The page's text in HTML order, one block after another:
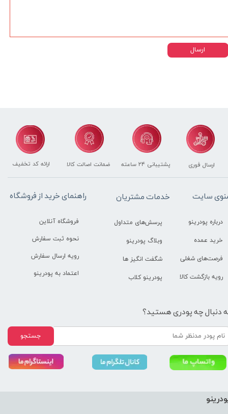
ارسال
پشتیبانی ۲۴ ساعته ارائه کد تخفیف ارسال فوری ضمانت اصالت کالا
راهنمای خرید از فروشگاه
فروشگاه آنلاین
نحوه ثبت سفارش
رویه ارسال سفارش
اعتماد به پودرینو
خدمات مشتریان
پرسش‌های متداول
وبلاگ پودرینو
شگفت انگیز ها
پودرینو کلاب
سایت
درباره پودرینو
خرید عمده
فرصت‌های شغلی
رویه بازگشت کالا
دنبال چه پودری هستید؟
جستجو